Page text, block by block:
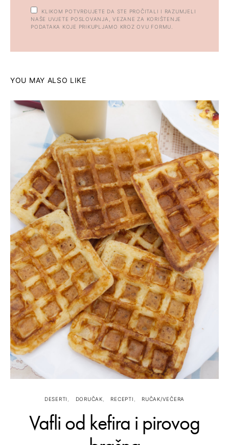
KLIKOM POTVRĐUJETE DA STE PROČITALI I RAZUMJELI
NAŠE UVJETE POSLOVANJA, VEZANE ZA KORIŠTENJE
PODATAKA KOJE PRIKUPLJAMO KROZ OVU FORMU.
YOU MAY ALSO LIKE
DESERTI DORUČAK RECEPTI RUČAK/VEČERA
Vafli od kefira i pirovog